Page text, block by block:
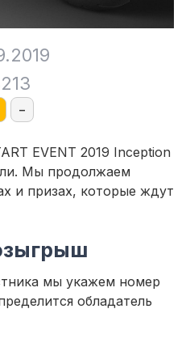
–
EVENT 2019 Inception
Мы продолжаем
и призах, которые ждут
мы укажем номер
обладатель